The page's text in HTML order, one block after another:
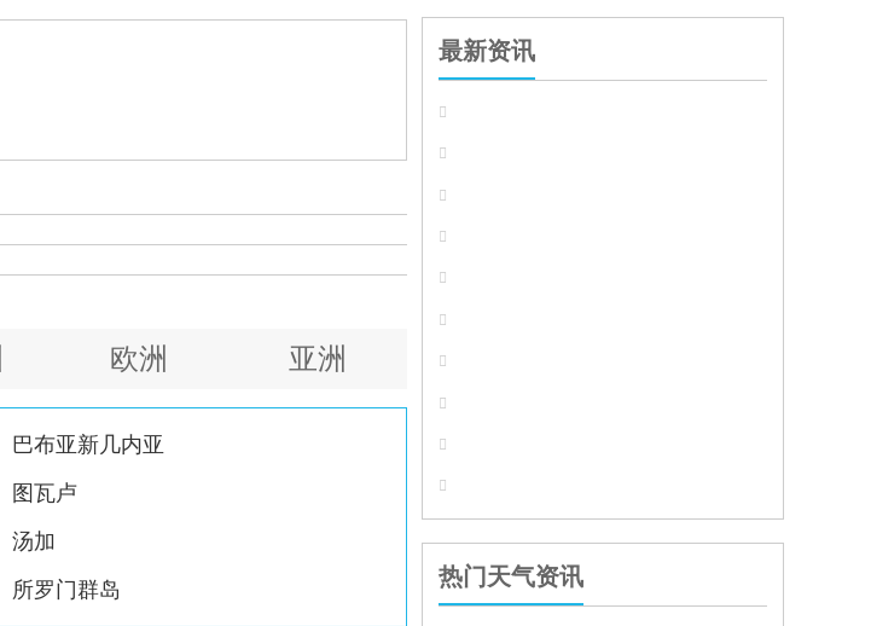
欧洲 亚洲
巴布亚新几内亚
图瓦卢
汤加
所罗门群岛
最新资讯










热门天气资讯